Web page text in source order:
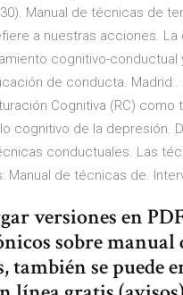
Manual de técnicas de
a nuestras acciones.
cognitivo-
de conducta.
Cognitiva (RC)
cognitivo de la depresión.
conductuales. Las
Manual de técnicas de.
versiones en
sobre
también se puede